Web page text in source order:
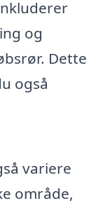
og
Dette
også
variere
område,